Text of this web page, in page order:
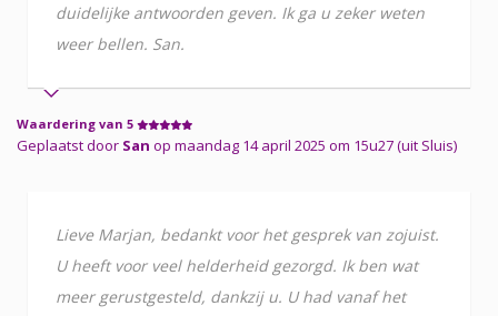
duidelijke antwoorden geven. Ik ga u zeker weten
weer bellen. San.
Waardering van 5
Geplaatst door San op maandag 14 april 2025 om 15u27 (uit Sluis)
Lieve Marjan, bedankt voor het gesprek van zojuist.
U heeft voor veel helderheid gezorgd. Ik ben wat
meer gerustgesteld, dankzij u. U had vanaf het